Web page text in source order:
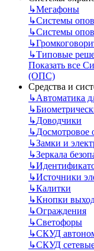
↳Мегафоны
↳Системы
↳Системы
↳
↳Типовые
Показать все
(ОПС)
Средства и
↳Автоматика
↳
↳Доводчики
↳Досмотровое
↳Замки и
↳Зеркала
↳
↳Источники
↳Калитки
↳Кнопки
↳Ограждения
↳Светофоры
↳СКУД
↳СКУД